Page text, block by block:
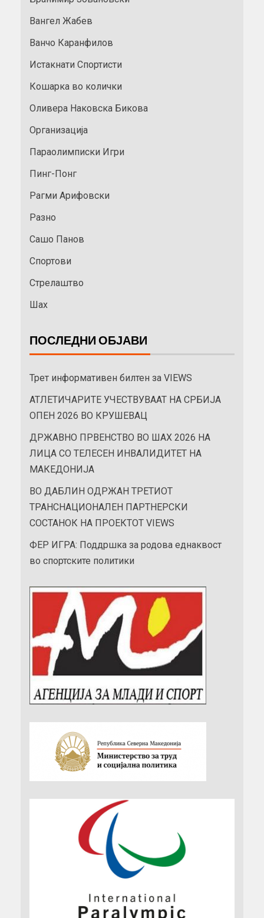
Вангел Жабев
Ванчо Каранфилов
Истакнати Спортисти
Кошарка во колички
Оливера Наковска Бикова
Организација
Параолимписки Игри
Пинг-Понг
Рагми Арифовски
Разно
Сашо Панов
Спортови
Стрелаштво
Шах
ПОСЛЕДНИ ОБЈАВИ
Трет информативен билтен за VIEWS
АТЛЕТИЧАРИТЕ УЧЕСТВУВААТ НА СРБИЈА
ОПЕН 2026 ВО КРУШЕВАЦ
ДРЖАВНО ПРВЕНСТВО ВО ШАХ 2026 НА
ЛИЦА СО ТЕЛЕСЕН ИНВАЛИДИТЕТ НА
МАКЕДОНИЈА
ВО ДАБЛИН ОДРЖАН ТРЕТИОТ
ТРАНСНАЦИОНАЛЕН ПАРТНЕРСКИ
СОСТАНОК НА ПРОЕКТОТ VIEWS
ФЕР ИГРА: Поддршка за родова еднаквост
во спортските политики